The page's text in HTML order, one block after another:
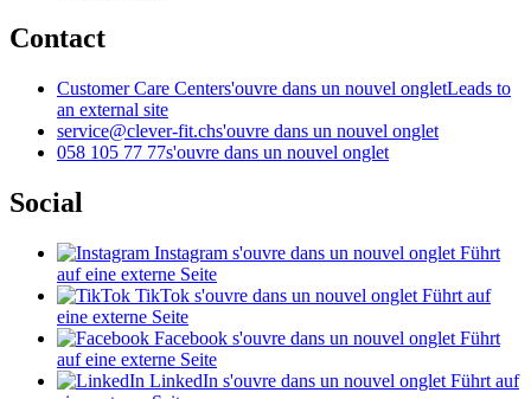
Contact
Customer Care Centers'ouvre dans un nouvel ongletLeads to
an external site
service@clever-fit.chs'ouvre dans un nouvel onglet
058 105 77 77s'ouvre dans un nouvel onglet
Social
Instagram s'ouvre dans un nouvel onglet Führt
auf eine externe Seite
TikTok s'ouvre dans un nouvel onglet Führt auf
eine externe Seite
Facebook s'ouvre dans un nouvel onglet Führt
auf eine externe Seite
LinkedIn s'ouvre dans un nouvel onglet Führt auf